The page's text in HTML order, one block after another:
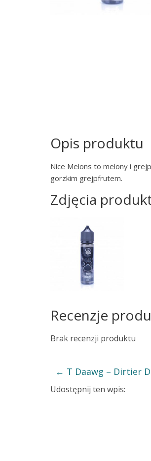
Opis produktu
Nice Melons to melony i
gorzkim grejpfrutem.
Zdjęcia
Recenzje
Brak recenzji produktu
← T Daawg – Dirtier
Udostępnij ten wpis: